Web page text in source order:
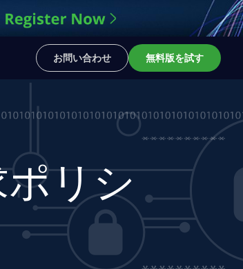
お問い合わせ 無料版を試す
リシ